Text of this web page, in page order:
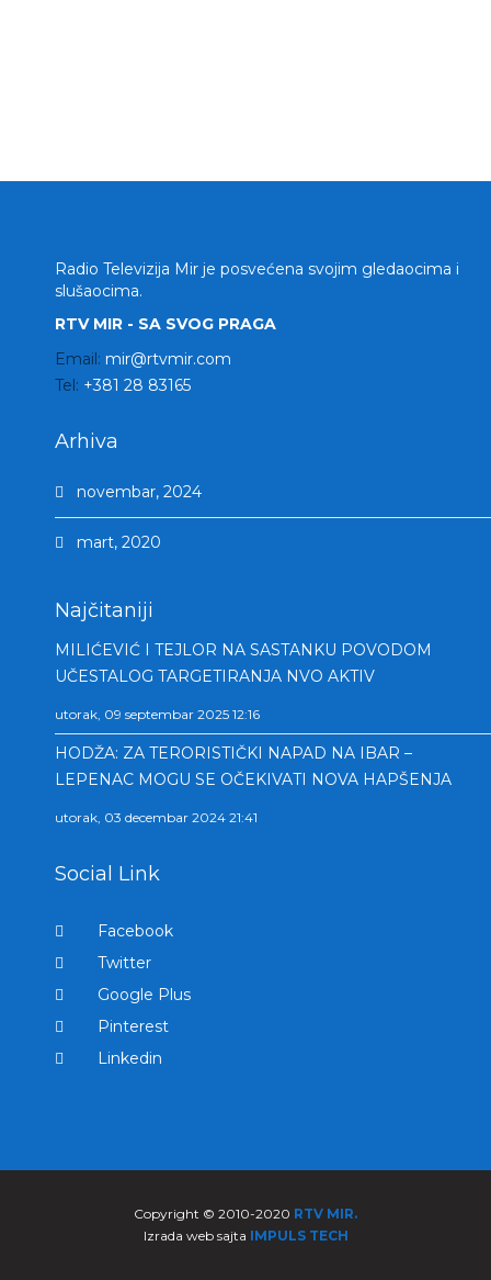
Radio Televizija Mir je posvećena svojim gledaocima i
slušaocima.
RTV MIR - SA SVOG PRAGA
Email: mir@rtvmir.com
Tel: +381 28 83165
Arhiva
novembar, 2024
mart, 2020
Najčitaniji
MILIĆEVIĆ I TEJLOR NA SASTANKU POVODOM
UČESTALOG TARGETIRANJA NVO AKTIV
utorak, 09 septembar 2025 12:16
HODŽA: ZA TERORISTIČKI NAPAD NA IBAR –
LEPENAC MOGU SE OČEKIVATI NOVA HAPŠENJA
utorak, 03 decembar 2024 21:41
Social Link
Facebook
Twitter
Google Plus
Pinterest
Linkedin
Copyright © 2010-2020 RTV MIR.
Izrada web sajta IMPULS TECH